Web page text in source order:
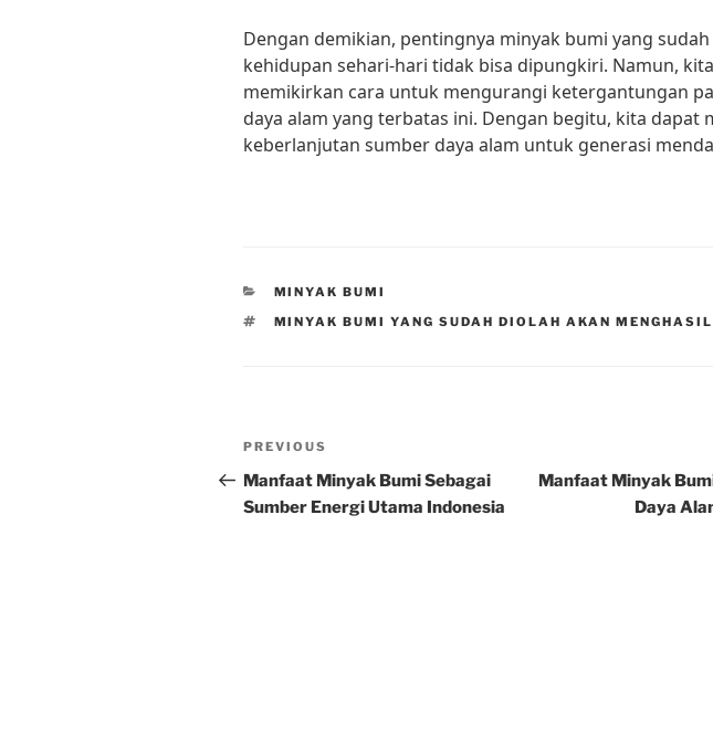
Dengan demikian, pentingnya minyak bumi yang
kehidupan sehari-hari tidak bisa dipungkiri. Namun,
memikirkan cara untuk mengurangi ketergantungan
daya alam yang terbatas ini. Dengan begitu, kita dapat
keberlanjutan sumber daya alam untuk generasi
CATEGORIES
MINYAK BUMI
TAGS
MINYAK BUMI YANG SUDAH DIOLAH AKAN
Post
navigation
Previous
Post
PREVIOUS
Manfaat Minyak Bumi Sebagai
Sumber Energi Utama Indonesia
Manfaat Minyak
Daya